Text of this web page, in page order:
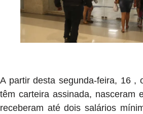
A partir desta segunda-feira, 16 ,
têm carteira assinada, nasceram
receberam até dois salários